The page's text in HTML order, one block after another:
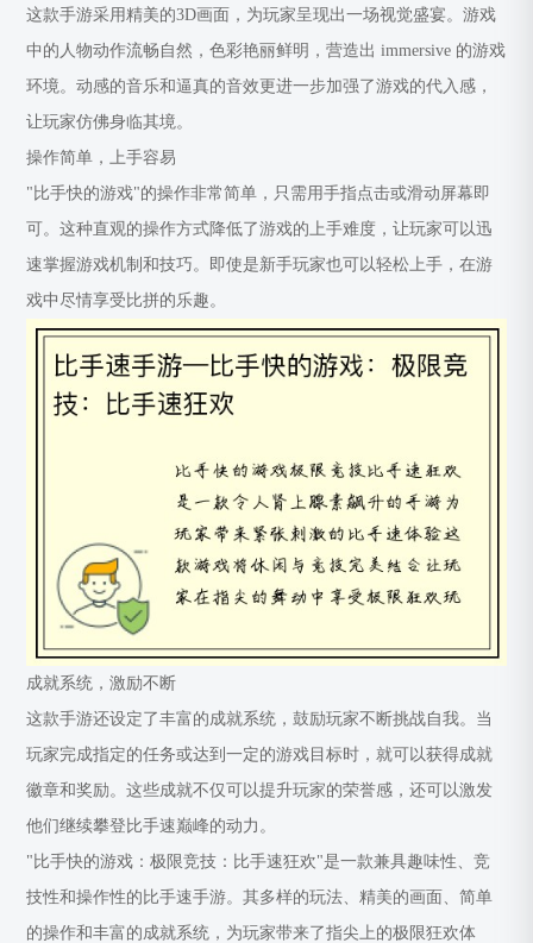
这款手游采用精美的3D画面，为玩家呈现出一场视觉盛宴。游戏
中的人物动作流畅自然，色彩艳丽鲜明，营造出 immersive 的游戏
环境。动感的音乐和逼真的音效更进一步加强了游戏的代入感，
让玩家仿佛身临其境。
操作简单，上手容易
"比手快的游戏"的操作非常简单，只需用手指点击或滑动屏幕即
可。这种直观的操作方式降低了游戏的上手难度，让玩家可以迅
速掌握游戏机制和技巧。即使是新手玩家也可以轻松上手，在游
戏中尽情享受比拼的乐趣。
成就系统，激励不断
这款手游还设定了丰富的成就系统，鼓励玩家不断挑战自我。当
玩家完成指定的任务或达到一定的游戏目标时，就可以获得成就
徽章和奖励。这些成就不仅可以提升玩家的荣誉感，还可以激发
他们继续攀登比手速巅峰的动力。
"比手快的游戏：极限竞技：比手速狂欢"是一款兼具趣味性、竞
技性和操作性的比手速手游。其多样的玩法、精美的画面、简单
的操作和丰富的成就系统，为玩家带来了指尖上的极限狂欢体